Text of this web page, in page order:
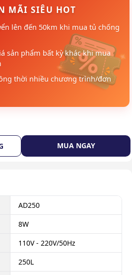
MÃI SIÊU HOT
lên đến 50km khi mua tủ chống
sản phẩm bất kỳ khác khi mua
thời nhiều chương trình/đơn
MUA NGAY
AD250
8W
110V - 220V/50Hz
250L